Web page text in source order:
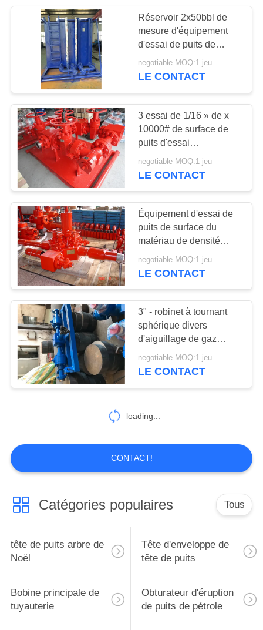
Valves de tête de
puits
53
bride d'adaptateur
de tête de puits
46
Bobine de tête de
puits
Équipement bien
43
Composants de
plate-forme de
forage de forage de
pétrole
19
Réservoir 2x50bbl de
mesure d'équipement
d'essai de puits de
pétrole de 2
compartiments
negotiable MOQ:1 jeu
LE CONTACT
3 essai de 1/16 » de x
10000# de surface de
puits d'essai
d'équipement
d'obstruction de tubulure
negotiable MOQ:1 jeu
LE CONTACT
Équipement d'essai de
puits de surface du
matériau de densité
double Flowhead à
haute pression facile à
negotiable MOQ:1 jeu
LE CONTACT
3" - robinet à tournant
sphérique divers
d'aiguillage de gaz
d'équipement d'essai de
puits de la surface
negotiable MOQ:1 jeu
LE CONTACT
loading...
CONTACT!
Catégories populaires Tous
tête de puits arbre de
Noël
Tête d'enveloppe de
tête de puits
Bobine principale de
tuyauterie
Obturateur d'éruption
de puits de pétrole